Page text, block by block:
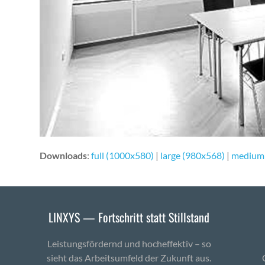
Downloads:full (1000x580) | large (980x568) |
LINXYS — Fortschritt statt Stillstand
Leistungsfördernd und hocheffektiv – so
sieht das Arbeitsumfeld der Zukunft aus.